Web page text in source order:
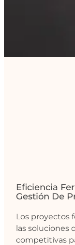
Eficiencia
Gestión De
Los proyectos
las soluciones
competitivas